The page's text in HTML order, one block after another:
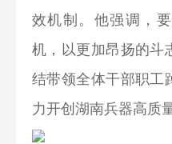
效机制。他强调，
机，以更加昂扬的斗
结带领全体干部职工
力开创湖南兵器高质